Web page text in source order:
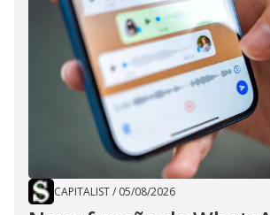
CAPITALIST/ 05/08/2026